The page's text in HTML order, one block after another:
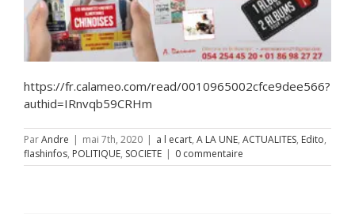
https://fr.calameo.com/read/0010965002cfce9dee566?
authid=IRnvqb59CRHm
ParAndre | mai 7th, 2020 | a l ecart, A LA UNE, ACTUALITES, Edito,
flashinfos, POLITIQUE, SOCIETE | 0 commentaire